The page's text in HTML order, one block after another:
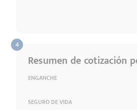
Resumen de cotización
ENGANCHE
SEGURO DE VIDA